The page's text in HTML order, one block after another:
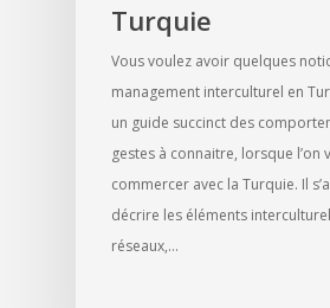
Turquie
Vous voulez avoir quelques
management interculturel en
un guide succinct des
gestes à connaitre, lorsque l’on
commercer avec la Turquie. Il
décrire les éléments
réseaux,…